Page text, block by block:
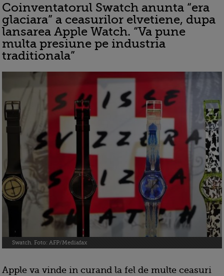
Coinventatorul Swatch anunta “era
glaciara” a ceasurilor elvetiene, dupa
lansarea Apple Watch. “Va pune
multa presiune pe industria
traditionala”
Swatch. Foto: AFP/Mediafax
Apple va vinde in curand la fel de multe ceasuri